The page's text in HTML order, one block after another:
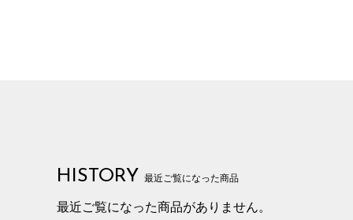
HISTORY 最近ご覧になった商品
最近ご覧になった商品がありません。